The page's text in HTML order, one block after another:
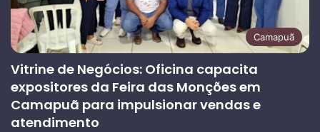
Camapuã
Vitrine de Negócios: Oficina capacita
expositores da Feira das Monções em
Camapuã para impulsionar vendas e
atendimento